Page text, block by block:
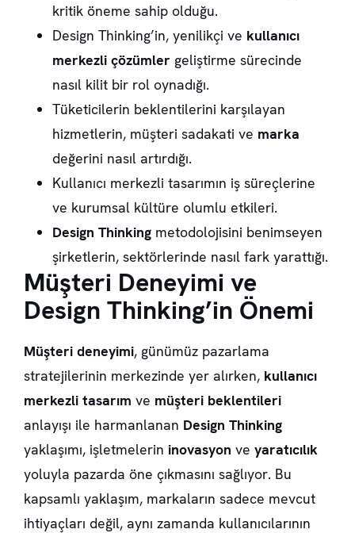
kritik öneme sahip olduğu.
Design Thinking’in, yenilikçi ve kullanıcı
merkezli çözümler geliştirme sürecinde
nasıl kilit bir rol oynadığı.
Tüketicilerin beklentilerini karşılayan
hizmetlerin, müşteri sadakati ve marka
değerini nasıl artırdığı.
Kullanıcı merkezli tasarımın iş süreçlerine
ve kurumsal kültüre olumlu etkileri.
Design Thinking metodolojisini benimseyen
şirketlerin, sektörlerinde nasıl fark yarattığı.
Müşteri Deneyimi ve
Design Thinking’in Önemi
Müşteri deneyimi, günümüz pazarlama
stratejilerinin merkezinde yer alırken, kullanıcı
merkezli tasarım ve müşteri beklentileri
anlayışı ile harmanlanan Design Thinking
yaklaşımı, işletmelerin inovasyon ve yaratıcılık
yoluyla pazarda öne çıkmasını sağlıyor. Bu
kapsamlı yaklaşım, markaların sadece mevcut
ihtiyaçları değil, aynı zamanda kullanıcılarının